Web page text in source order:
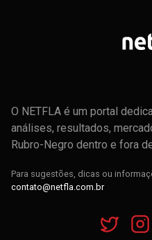
O NETFLA é um portal
análises, resultados,
Rubro-Negro dentro e fora
Para sugestões, dicas ou
contato@netfla.com.br